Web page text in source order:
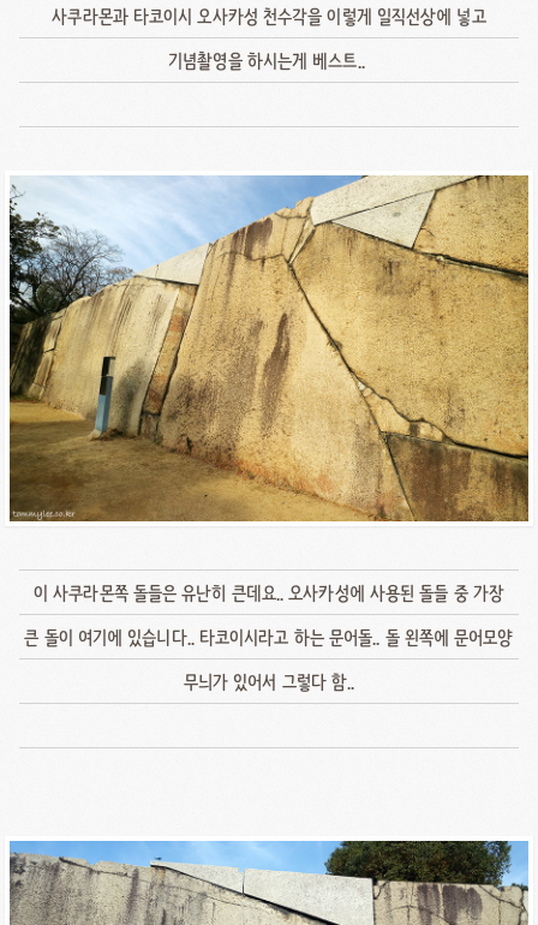
사쿠라몬과 타코이시 오사카성 천수각을 이렇게 일직선상에 넣고
기념촬영을 하시는게 베스트..
이 사쿠라몬쪽 돌들은 유난히 큰데요.. 오사카성에 사용된 돌들 중 가장
큰 돌이 여기에 있습니다.. 타코이시라고 하는 문어돌.. 돌 왼쪽에 문어모양
무늬가 있어서 그렇다 함..